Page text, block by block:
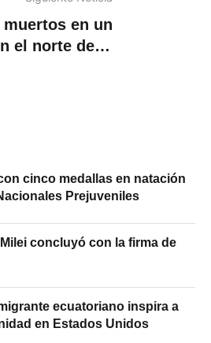
en un
el norte de la
cinco medallas en natación
Prejuveniles
concluyó con la firma de
ecuatoriano inspira a
en Estados Unidos